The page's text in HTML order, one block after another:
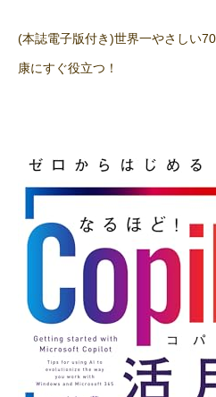
(本誌電子版付き)世界一やさしい
康にすぐ役立つ！